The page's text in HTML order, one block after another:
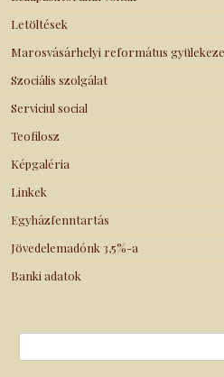
Letöltések
Marosvásárhelyi református
Szociális szolgálat
Serviciul social
Teofilosz
Képgaléria
Linkek
Egyházfenntartás
Jövedelemadónk 3,5%-a
Banki adatok